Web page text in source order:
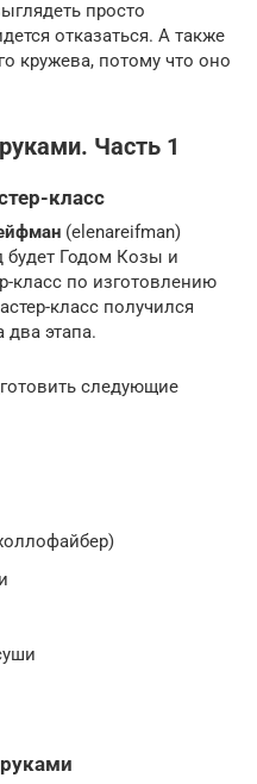
просто
отказаться. А также
кружева, потому что оно
Часть 1
класс
(elenareifman)
Годом Козы и
класс по изготовлению
класс получился
этапа.
следующие